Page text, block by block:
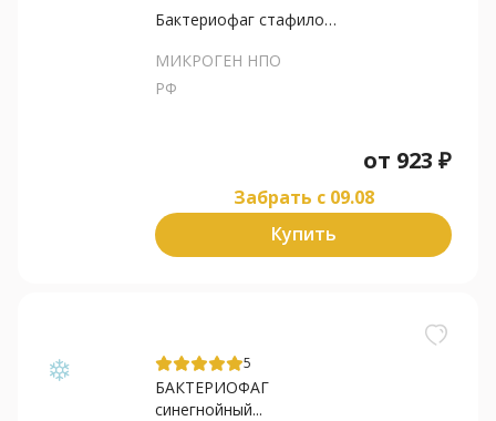
Бактериофаг стафилококковый
МИКРОГЕН НПО
РФ
от 923 ₽
Забрать c 09.08
Купить
5
БАКТЕРИОФАГ
синегнойный...